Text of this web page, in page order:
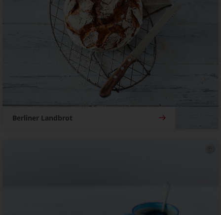
Berliner Landbrot